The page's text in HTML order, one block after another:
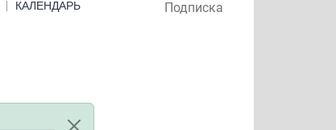
Подписка
КАЛЕНДАРЬ